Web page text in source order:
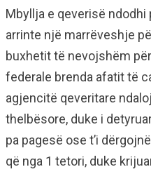
Mbyllja e qeverisë ndodhi
arrinte një marrëveshje
buxhetit të nevojshëm
federale brenda afatit të
agjencitë qeveritare
thelbësore, duke i
pa pagesë ose t’i
që nga 1 tetori, duke